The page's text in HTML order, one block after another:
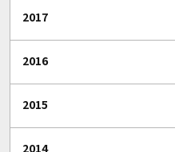
2017
2016
2015
2014